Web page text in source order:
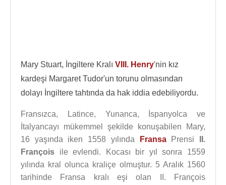
Mary Stuart, İngiltere Kralı VIII. Henry'nin kız
kardeşi Margaret Tudor'un torunu olmasından
dolayı İngiltere tahtında da hak iddia edebiliyordu.
Fransızca, Latince, Yunanca, İspanyolca ve
İtalyancayı mükemmel şekilde konuşabilen Mary,
16 yaşında iken 1558 yılında
FransaPrensi
II.
François ile evlendi. Kocası bir yıl sonra 1559
yılında kral olunca kraliçe olmuştur. 5 Aralık 1560
tarihinde Fransa kralı eşi olan II. François